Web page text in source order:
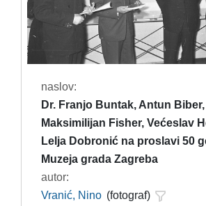
naslov:
Dr. Franjo Buntak, Antun
Maksimilijan Fisher, Većeslav
Lelja Dobronić na proslavi 50
Muzeja grada Zagreba
autor:
Vranić, Nino (fotograf)